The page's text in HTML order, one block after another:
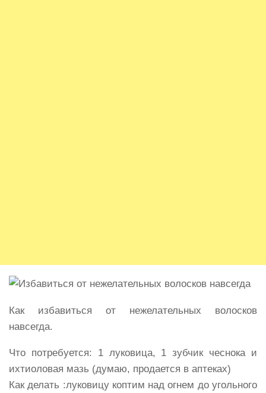
Как избавиться от нежелательных волосков
навсегда.
Что потребуется: 1 луковица, 1 зубчик чеснока и
ихтиоловая мазь (думаю, продается в аптеках)
Как делать :луковицу коптим над огнем до угольного